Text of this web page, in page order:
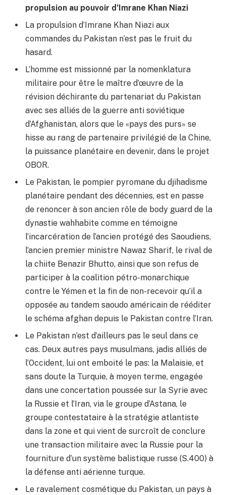
propulsion au pouvoir d’Imrane Khan Niazi
La propulsion d’Imrane Khan Niazi aux
commandes du Pakistan n’est pas le fruit du
hasard.
L’homme est missionné par la nomenklatura
militaire pour être le maître d’œuvre de la
révision déchirante du partenariat du Pakistan
avec ses alliés de la guerre anti soviétique
d’Afghanistan, alors que le «pays des purs» se
hisse au rang de partenaire privilégié de la Chine,
la puissance planétaire en devenir, dans le projet
OBOR.
Le Pakistan, le pompier pyromane du djihadisme
planétaire pendant des décennies, est en passe
de renoncer à son ancien rôle de body guard de la
dynastie wahhabite comme en témoigne
l’incarcération de l’ancien protégé des Saoudiens,
l’ancien premier ministre Nawaz Sharif, le rival de
la chiite Benazir Bhutto, ainsi que son refus de
participer à la coalition pétro-monarchique
contre le Yémen et la fin de non-recevoir qu’il a
opposée au tandem saoudo américain de rééditer
le schéma afghan depuis le Pakistan contre l’Iran.
Le Pakistan n’est d’ailleurs pas le seul dans ce
cas. Deux autres pays musulmans, jadis alliés de
l’Occident, lui ont emboité le pas: la Malaisie, et
sans doute la Turquie, à moyen terme, engagée
dans une concertation poussée sur la Syrie avec
la Russie et l’Iran, via le groupe d’Astana, le
groupe contestataire à la stratégie atlantiste
dans la zone et qui vient de surcroît de conclure
une transaction militaire avec la Russie pour la
fourniture d’un système balistique russe (S.400) à
la défense anti aérienne turque.
Le ravalement cosmétique du Pakistan, un pays à